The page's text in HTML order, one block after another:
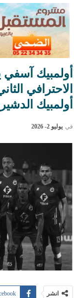
أولمبيك
الاحترافي
أولمبيك
في يوليو 2- 2026
انشر